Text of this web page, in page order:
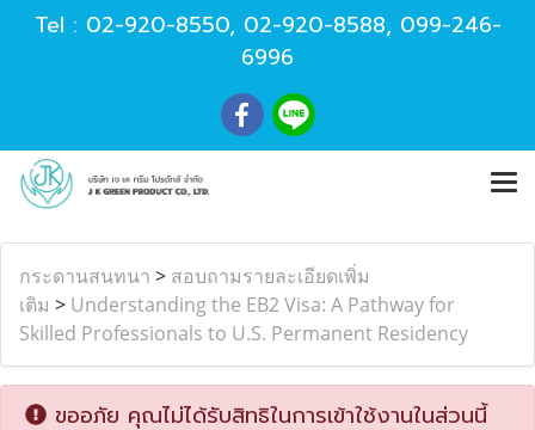
Tel : 02-920-8550, 02-920-8588, 099-246-
6996
กระดานสนทนา > สอบถามรายละเอียดเพิ่ม
เติม > Understanding the EB2 Visa: A Pathway for
Skilled Professionals to U.S. Permanent Residency
ขออภัย คุณไม่ได้รับสิทธิในการเข้าใช้งานในส่วนนี้